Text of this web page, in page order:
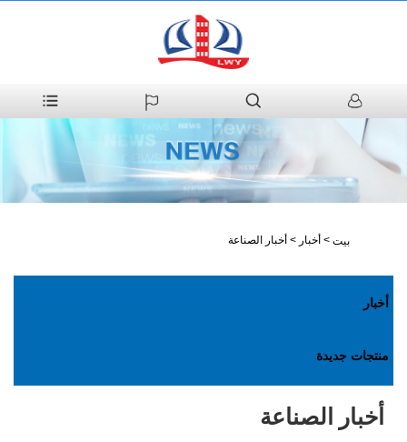
بيت > أخبار > أخبار الصناعة
أخبار
منتجات جديدة
أخبار الصناعة